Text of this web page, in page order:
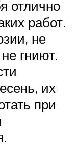
отлично
работ.
не
гниют.
их
при